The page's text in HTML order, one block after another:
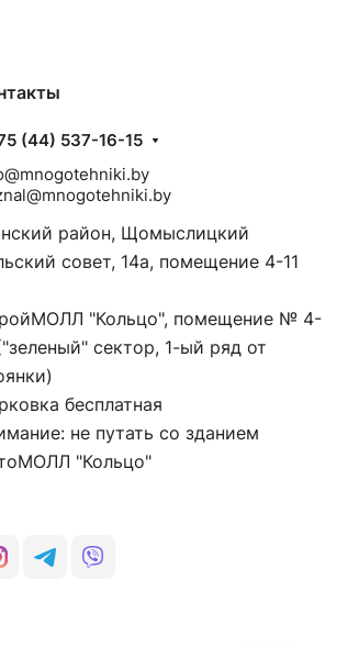
(44) 537-16-15
район, Щомыслицкий
совет, 14а, помещение 4-11
"Кольцо", помещение № 4-
сектор, 1-ый ряд от
бесплатная
не путать со зданием
"Кольцо"